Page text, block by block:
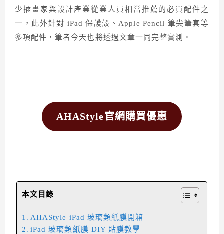
少插畫家與設計產業從業人員相當推薦的必買配件之
一，此外針對 iPad 保護殼、Apple Pencil 筆尖筆套等
多項配件，筆者今天也將透過文章一同完整實測。
AHAStyle官網購買優惠
本文目錄
AHAStyle iPad 玻璃類紙膜開箱
iPad 玻璃類紙膜 DIY 貼膜教學